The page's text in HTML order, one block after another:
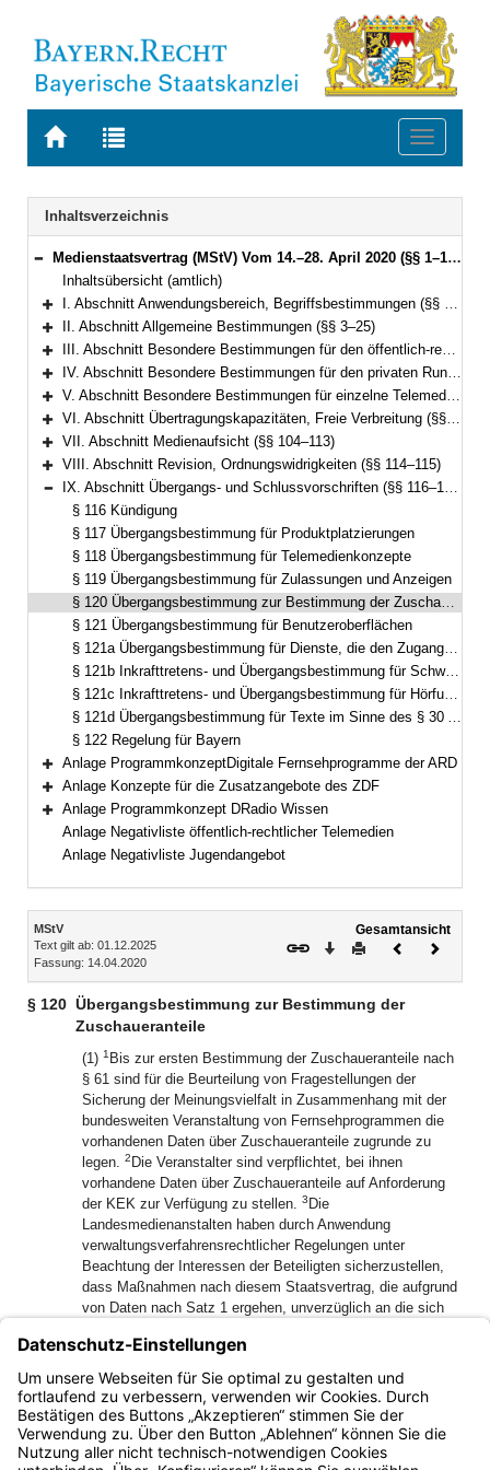
Zur
BAYERN.RECHT
Zur
letzten
Suche
Toggle
Navigation
Inhaltsverzeichnis
Bereich reduzieren
Medienstaatsvertrag (MStV) Vom 14.–28. April 2020 (§§ 1–122)
Inhaltsübersicht (amtlich)
Bereich erweitern
I. Abschnitt Anwendungsbereich, Begriffsbestimmungen (§§ 1–2)
Bereich erweitern
II. Abschnitt Allgemeine Bestimmungen (§§ 3–25)
Bereich erweitern
III. Abschnitt Besondere Bestimmungen für den öffentlich-rechtlichen Rundfunk (§§ 26–49)
Bereich erweitern
IV. Abschnitt Besondere Bestimmungen für den privaten Rundfunk (§§ 50–73)
Bereich erweitern
V. Abschnitt Besondere Bestimmungen für einzelne Telemedien (§§ 74–99e)
Bereich erweitern
VI. Abschnitt Übertragungskapazitäten, Freie Verbreitung (§§ 100–103)
Bereich erweitern
VII. Abschnitt Medienaufsicht (§§ 104–113)
Bereich erweitern
VIII. Abschnitt Revision, Ordnungswidrigkeiten (§§ 114–115)
Bereich reduzieren
IX. Abschnitt Übergangs- und Schlussvorschriften (§§ 116–122)
§ 116 Kündigung
§ 117 Übergangsbestimmung für Produktplatzierungen
§ 118 Übergangsbestimmung für Telemedienkonzepte
§ 119 Übergangsbestimmung für Zulassungen und Anzeigen
§ 120 Übergangsbestimmung zur Bestimmung der Zuschaueranteile
§ 121 Übergangsbestimmung für Benutzeroberflächen
§ 121a Übergangsbestimmung für Dienste, die den Zugang zu audiovisuellen Mediendiensten ermöglichen
§ 121b Inkrafttretens- und Übergangsbestimmung für Schwerpunktangebote nach § 28a
§ 121c Inkrafttretens- und Übergangsbestimmung für Hörfunkprogramme nach § 29 Abs. 2
§ 121d Übergangsbestimmung für Texte im Sinne des § 30 Abs. 7
§ 122 Regelung für Bayern
Bereich erweitern
Anlage ProgrammkonzeptDigitale Fernsehprogramme der ARD
Bereich erweitern
Anlage Konzepte für die Zusatzangebote des ZDF
Bereich erweitern
Anlage Programmkonzept DRadio Wissen
Anlage Negativliste öffentlich-rechtlicher Telemedien
Anlage Negativliste Jugendangebot
Inhalt
MStV
Text gilt ab: 01.12.2025
Fassung: 14.04.2020
Gesamtansicht
Download
DruckenVorheriges
§ 120 Übergangsbestimmung zur Bestimmung der
Zuschaueranteile
(1) 1 Bis zur ersten Bestimmung der Zuschaueranteile nach
§ 61 sind für die Beurteilung von Fragestellungen der
Sicherung der Meinungsvielfalt in Zusammenhang mit der
bundesweiten Veranstaltung von Fernsehprogrammen die
vorhandenen Daten über Zuschaueranteile zugrunde zu
legen. 2 Die Veranstalter sind verpflichtet, bei ihnen
vorhandene Daten über Zuschaueranteile auf Anforderung
der KEK zur Verfügung zu stellen. 3 Die
Landesmedienanstalten haben durch Anwendung
verwaltungsverfahrensrechtlicher Regelungen unter
Beachtung der Interessen der Beteiligten sicherzustellen,
dass Maßnahmen nach diesem Staatsvertrag, die aufgrund
von Daten nach Satz 1 ergehen, unverzüglich an die sich
§ 61 ergebende Sach- und Rechtslage angepasst werden
können.
(2) Absatz 1 gilt nur für bundesweit ausgerichtete Angebote.
Bayern.de